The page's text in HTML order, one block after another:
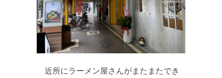
近所にラーメン屋さんがまたまたでき